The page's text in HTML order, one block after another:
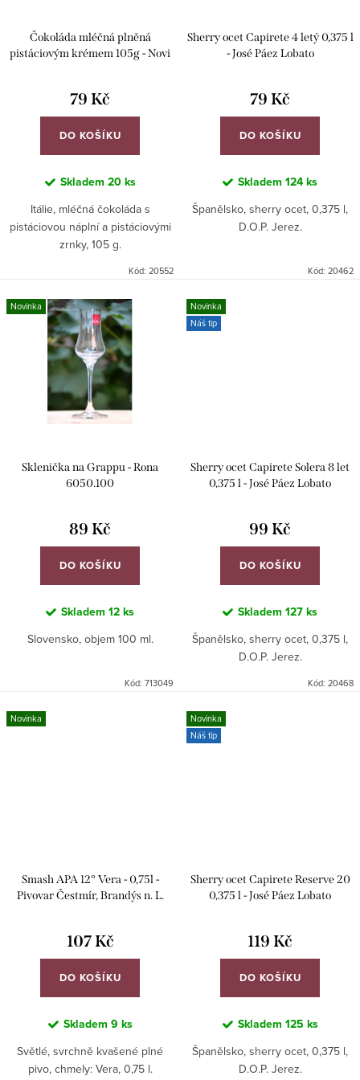
k
o
Čokoláda mléčná plněná
pistáciovým krémem 105g - Novi
79 Kč
DO KOŠÍKU
Skladem 20 ks
Itálie, mléčná čokoláda s
pistáciovou náplní a pistáciovými
zrnky, 105 g.
Kód: 20552
Sherry ocet Capirete 4 letý 0,375 l
- José Páez Lobato
79 Kč
DO KOŠÍKU
Skladem 124 ks
Španělsko, sherry ocet, 0,375 l,
D.O.P. Jerez.
Kód: 20462
Novinka
Sklenička na Grappu - Rona
6050.100
89 Kč
DO KOŠÍKU
Skladem 12 ks
Slovensko, objem 100 ml.
Kód: 713049
Novinka
Náš tip
Sherry ocet Capirete Solera 8 let
0,375 l - José Páez Lobato
99 Kč
DO KOŠÍKU
Skladem 127 ks
Španělsko, sherry ocet, 0,375 l,
D.O.P. Jerez.
Kód: 20468
Novinka
Smash APA 12° Vera - 0,75l -
Pivovar Čestmír, Brandýs n. L.
107 Kč
DO KOŠÍKU
Skladem 9 ks
Světlé, svrchně kvašené plné
pivo, chmely: Vera, 0,75 l.
Novinka
Náš tip
Sherry ocet Capirete Reserve 20
0,375 l - José Páez Lobato
119 Kč
DO KOŠÍKU
Skladem 125 ks
Španělsko, sherry ocet, 0,375 l,
D.O.P. Jerez.